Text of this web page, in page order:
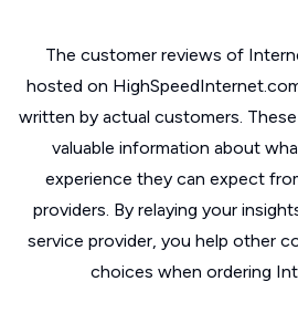
The customer reviews of
hosted on
written by actual customers.
valuable information about
experience they can expect
providers. By relaying your
service provider, you help other
choices when ordering